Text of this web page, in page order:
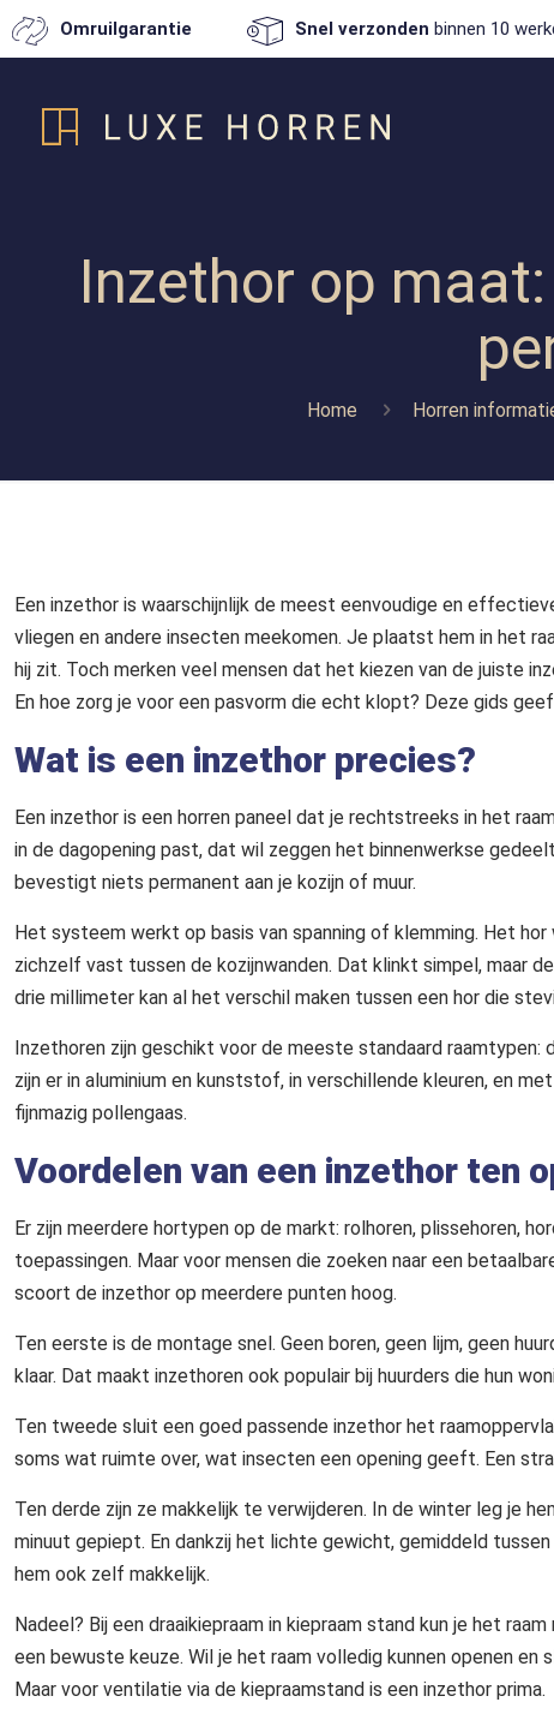
Omruilgarantie Snel verzonden binnen 10
Inzethor op
Home Horren
Een inzethor is waarschijnlijk de meest eenvoudige en
vliegen en andere insecten meekomen. Je plaatst hem in het
hij zit. Toch merken veel mensen dat het kiezen van de juiste
En hoe zorg je voor een pasvorm die echt klopt? Deze gids
Wat is een inzethor precies?
Een inzethor is een horren paneel dat je rechtstreeks in het
in de dagopening past, dat wil zeggen het binnenwerkse
bevestigt niets permanent aan je kozijn of muur.
Het systeem werkt op basis van spanning of klemming. Het
zichzelf vast tussen de kozijnwanden. Dat klinkt simpel, maar
drie millimeter kan al het verschil maken tussen een hor die
Inzethoren zijn geschikt voor de meeste standaard raamtypen:
zijn er in aluminium en kunststof, in verschillende kleuren, en
fijnmazig pollengaas.
Voordelen van een inzethor ten
Er zijn meerdere hortypen op de markt: rolhoren, plissehoren,
toepassingen. Maar voor mensen die zoeken naar een
scoort de inzethor op meerdere punten hoog.
Ten eerste is de montage snel. Geen boren, geen lijm, geen
klaar. Dat maakt inzethoren ook populair bij huurders die hun
Ten tweede sluit een goed passende inzethor het
soms wat ruimte over, wat insecten een opening geeft. Een
Ten derde zijn ze makkelijk te verwijderen. In de winter leg je
minuut gepiept. En dankzij het lichte gewicht, gemiddeld
hem ook zelf makkelijk.
Nadeel? Bij een draaikiepraam in kiepraam stand kun je het
een bewuste keuze. Wil je het raam volledig kunnen openen en
Maar voor ventilatie via de kiepraamstand is een inzethor prima.